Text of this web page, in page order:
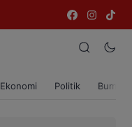
Ekonomi Politik Bumi